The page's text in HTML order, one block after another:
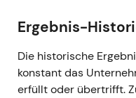
Ergebnis-
Die historische
konstant das
erfüllt oder übertrifft.